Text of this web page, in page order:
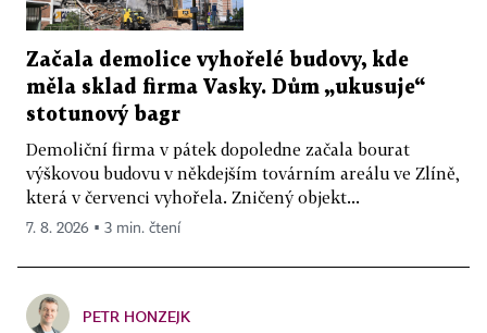
Začala demolice vyhořelé budovy, kde
měla sklad firma Vasky. Dům „ukusuje“
stotunový bagr
Demoliční firma v pátek dopoledne začala bourat
výškovou budovu v někdejším továrním areálu ve Zlíně,
která v červenci vyhořela. Zničený objekt...
7. 8. 2026 ▪ 3 min. čtení
PETR HONZEJK